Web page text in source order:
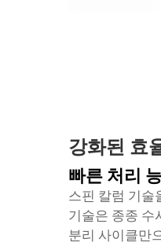
강화된 효
빠른 처리
스핀 칼럼 기술
기술은 종종 수
분리 사이클만